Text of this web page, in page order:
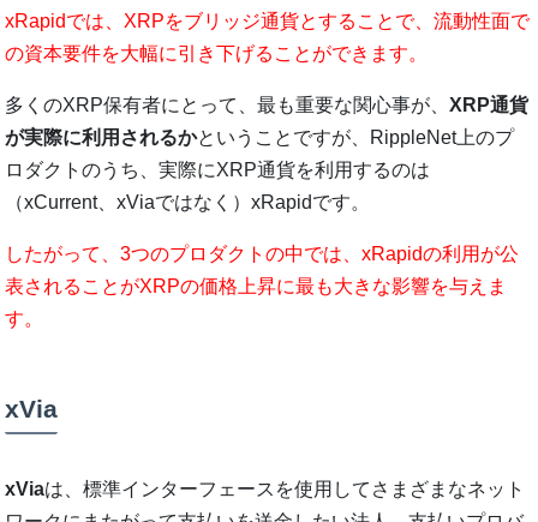
xRapidでは、XRPをブリッジ通貨とすることで、流動性面で
の資本要件を大幅に引き下げることができます。
多くのXRP保有者にとって、最も重要な関心事が、XRP通貨
が実際に利用されるかということですが、RippleNet上のプ
ロダクトのうち、実際にXRP通貨を利用するのは
（xCurrent、xViaではなく）xRapidです。
したがって、3つのプロダクトの中では、xRapidの利用が公
表されることがXRPの価格上昇に最も大きな影響を与えま
す。
xVia
xViaは、標準インターフェースを使用してさまざまなネット